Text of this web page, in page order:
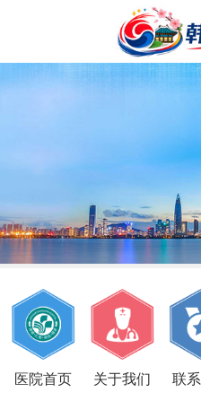
医院首页 关于我们 联